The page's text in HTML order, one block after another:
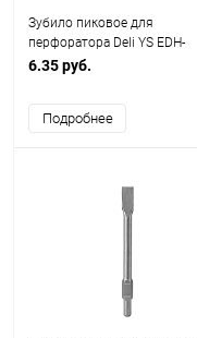
Зубило пиковое для
перфоратора Deli YS EDH-
YJZ014-E1, 14 x 250 мм, SDS-
6.35 руб.
Подробнее